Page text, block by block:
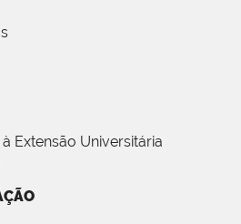
Extensão Universitária